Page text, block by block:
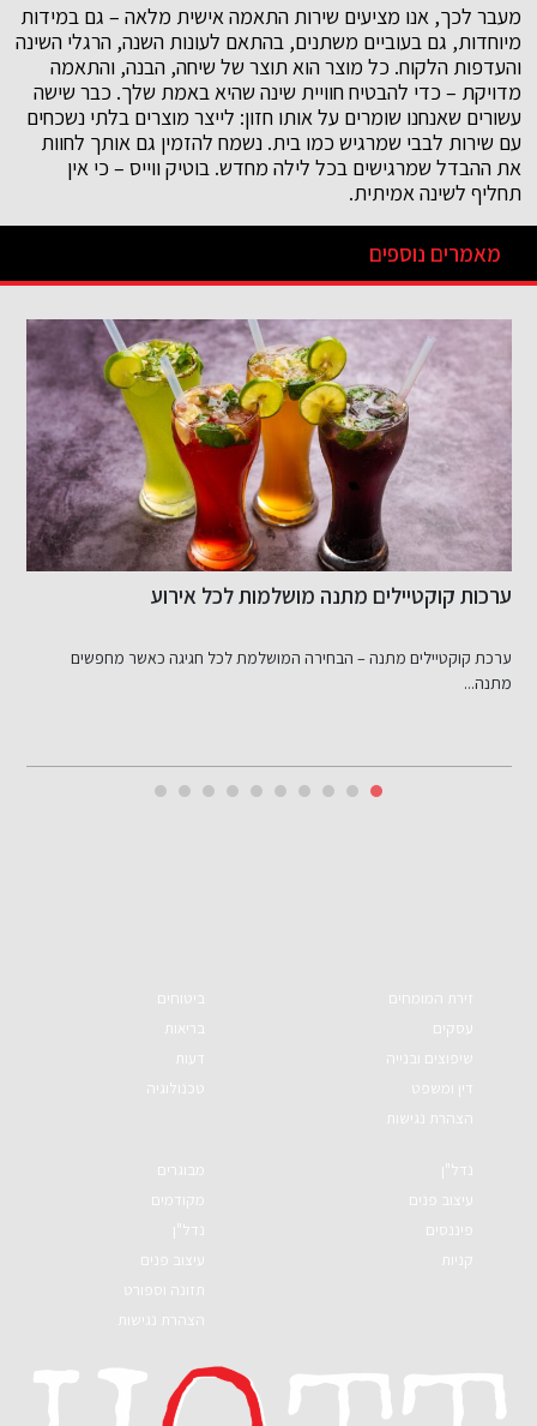
מעבר לכך, אנו מציעים שירות התאמה אישית מלאה – גם במידות
מיוחדות, גם בעוביים משתנים, בהתאם לעונות השנה, הרגלי השינה
והעדפות הלקוח. כל מוצר הוא תוצר של שיחה, הבנה, והתאמה
מדויקת – כדי להבטיח חוויית שינה שהיא באמת שלך. כבר שישה
עשורים שאנחנו שומרים על אותו חזון: לייצר מוצרים בלתי נשכחים
עם שירות לבבי שמרגיש כמו בית. נשמח להזמין גם אותך לחוות
את ההבדל שמרגישים בכל לילה מחדש. בוטיק ווייס – כי אין
תחליף לשינה אמיתית.
מאמרים נוספים
מושלמות לכל אירוע
הבחירה המושלמת לכל חגיגה כאשר מחפשים
מהתפחה מדויקת ועד
מאחורי לחמנייה פריכה
זירת המומחים
עסקים
שיפוצים ובנייה
דין ומשפט
הצהרת נגישות
ביטוחים
בריאות
דעות
טכנולוגיה
נדל"ן
עיצוב פנים
פיננסים
קניות
מבוגרים
מקודמים
נדל"ן
עיצוב פנים
תזונה וספורט
הצהרת נגישות